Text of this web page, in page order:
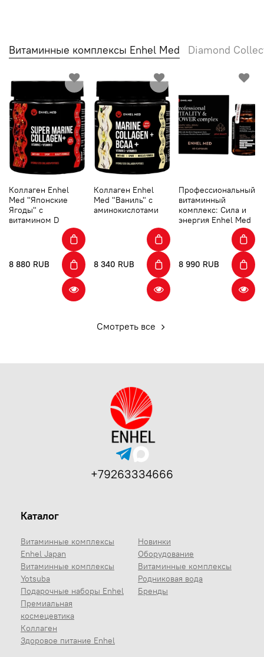
Витаминные комплексы Enhel Med Diamond
Коллаген Enhel
Med "Японские
Ягоды" с
витамином D
8 880 RUB
Коллаген Enhel
Med "Ваниль" с
аминокислотами
8 340 RUB
Профессиональный
витаминный
комплекс: Сила и
энергия Enhel Med
8 990 RUB
Смотреть все
Каталог
Витаминные комплексы
Enhel Japan
Витаминные комплексы
Yotsuba
Подарочные наборы Enhel
Премиальная
космецевтика
Коллаген
Здоровое питание Enhel
Новинки
Оборудование
Витаминные комплексы
Родниковая вода
Бренды
+79263334666